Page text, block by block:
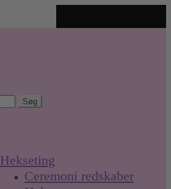
Søg
Hekseting
Ceremoni redskaber